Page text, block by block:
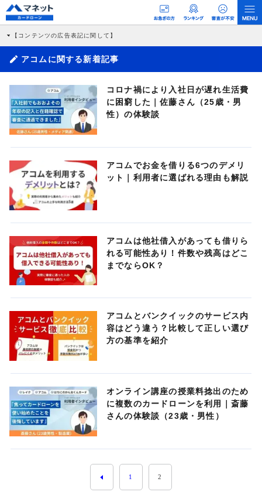
【コンテンツの広告表記に関して】
す。 これらの広告を経由して読者が企業ホームページを訪れ、成約が発生すると弊
社に対して企業から紹介報酬が支払われるという収益モデルです。 ただし、特定の
商品を根拠なくPRするものではなく、当編集部の調査／ユーザーへの口コミ収集な
>提携企業一覧
アコムに関する新着記事
コロナ禍により入社日が遅れ生活費
に困窮した｜佐藤さん（25歳・男
性）の体験談
アコムでお金を借りる6つのデメリ
ット｜利用者に選ばれる理由も解説
アコムは他社借入があっても借りら
れる可能性あり！件数や残高はどこ
までならOK？
アコムとバンクイックのサービス内
容はどう違う？比較して正しい選び
方の基準を紹介
オンライン講座の授業料捻出のため
に複数のカードローンを利用｜斎藤
さんの体験談（23歳・男性）
1 2